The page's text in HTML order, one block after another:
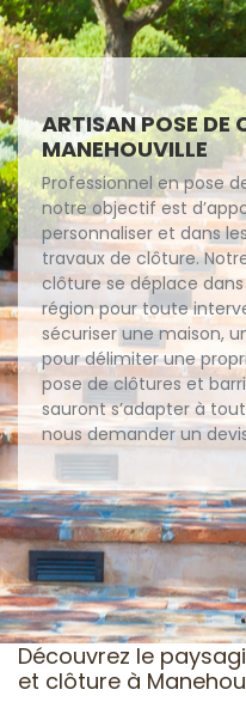
ARTISAN POSE DE
MANEHOUVILLE
Professionnel en pose
notre objectif est
personnaliser et dans
travaux de clôture.
clôture se déplace
région pour toute
sécuriser une maison,
pour délimiter une
pose de clôtures et
sauront s’adapter à
nous demander un
Découvrez le
et clôture à